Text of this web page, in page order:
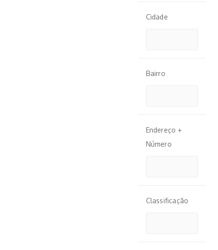
Cidade
Bairro
Endereço +
Número
Classificação